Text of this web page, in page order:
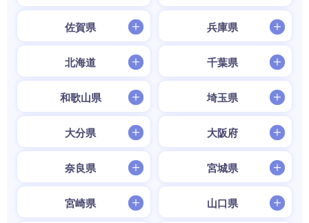
佐賀県 兵庫県
北海道 千葉県
和歌山県 埼玉県
大分県 大阪府
奈良県 宮城県
宮崎県 山口県